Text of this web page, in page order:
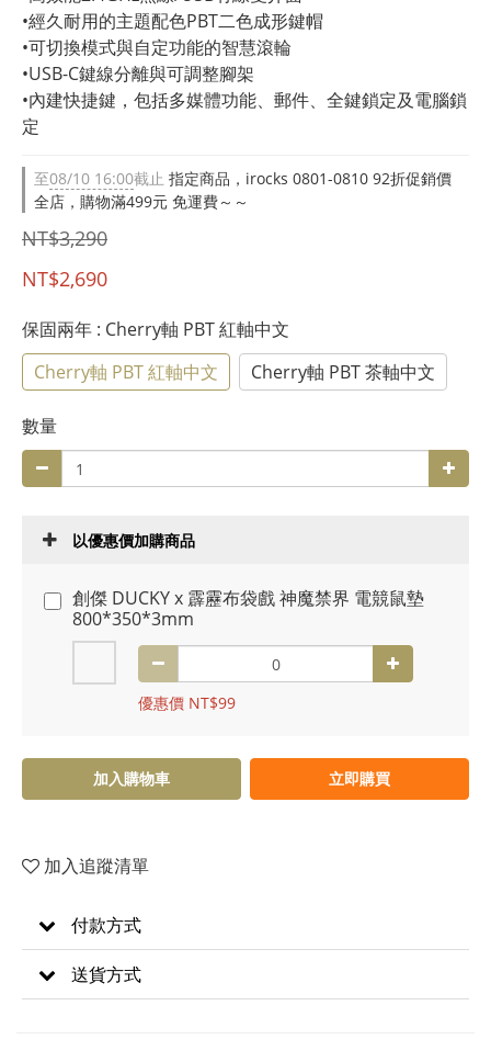
•經久耐用的主題配色PBT二色成形鍵帽
•可切換模式與自定功能的智慧滾輪
•USB-C鍵線分離與可調整腳架
•內建快捷鍵，包括多媒體功能、郵件、全鍵鎖定及電腦鎖
定
至08/10 16:00截止 指定商品，irocks 0801-0810 92折促銷價
全店，購物滿499元 免運費～～
NT$3,290
NT$2,690
保固兩年 : Cherry軸 PBT 紅軸中文
Cherry軸 PBT 紅軸中文
Cherry軸 PBT 茶軸中文
數量
以優惠價加購商品
創傑 DUCKY x 霹靂布袋戲 神魔禁界 電競鼠墊
800*350*3mm
優惠價 NT$99
加入購物車 立即購買
加入追蹤清單
付款方式
送貨方式